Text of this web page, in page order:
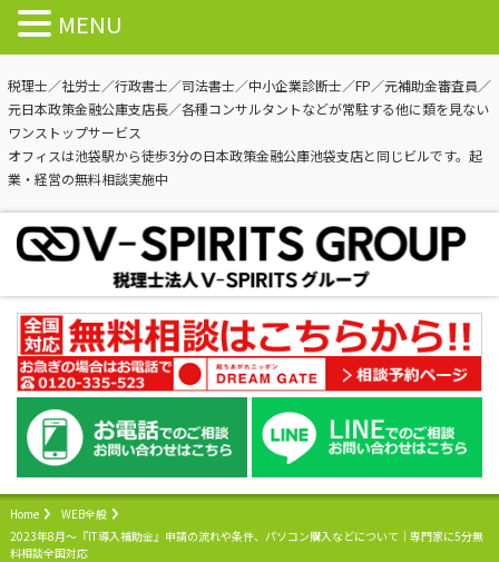
税理士／社労士／行政書士／司法書士／中小企業診断士／FP／元補助金審査員／
元日本政策金融公庫支店長／各種コンサルタントなどが常駐する他に類を見ない
ワンストップサービス
オフィスは池袋駅から徒歩3分の日本政策金融公庫池袋支店と同じビルです。起
業・経営の無料相談実施中
Home
WEB全般
2023年8月〜『IT導入補助金』申請の流れや条件、パソコン購入などについて｜専門家に5分無
料相談全国対応
MENU